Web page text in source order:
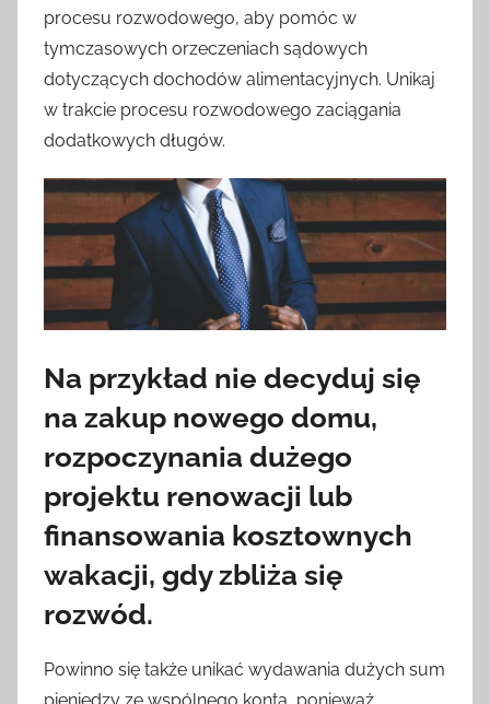
procesu rozwodowego, aby pomóc w
tymczasowych orzeczeniach sądowych
dotyczących dochodów alimentacyjnych. Unikaj
w trakcie procesu rozwodowego zaciągania
dodatkowych długów.
Na przykład nie decyduj się
na zakup nowego domu,
rozpoczynania dużego
projektu renowacji lub
finansowania kosztownych
wakacji, gdy zbliża się
rozwód.
Powinno się także unikać wydawania dużych sum